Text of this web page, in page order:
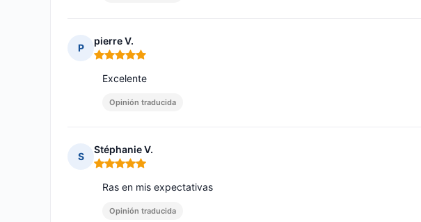
P
pierre V.
Nota: 5 de 5
Excelente
Opinión traducida
S
Stéphanie V.
Nota: 5 de 5
Ras en mis expectativas
Opinión traducida